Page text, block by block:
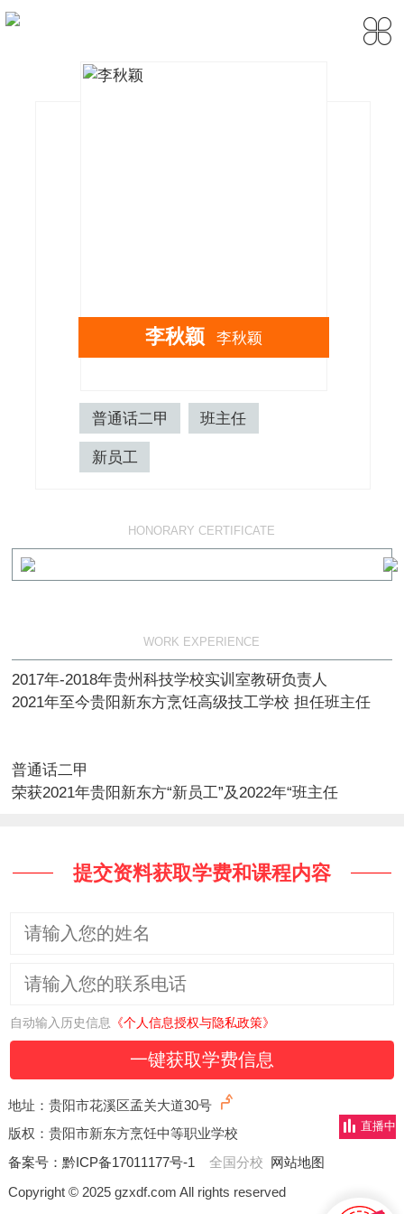
直播中
李秋颖 李秋颖
普通话二甲 班主任
新员工
HONORARY CERTIFICATE
WORK EXPERIENCE
2017年-2018年贵州科技学校实训室教研负责人
2021年至今贵阳新东方烹饪高级技工学校 担任班主任
普通话二甲
荣获2021年贵阳新东方“新员工”及2022年“班主任
提交资料获取学费和课程内容
自动输入历史信息 《个人信息授权与隐私政策》
一键获取学费信息
地址：贵阳市花溪区孟关大道30号
版权：贵阳市新东方烹饪中等职业学校
备案号： 黔ICP备17011177号-1 全国分校 网站地图
Copyright © 2025 gzxdf.com All rights reserved